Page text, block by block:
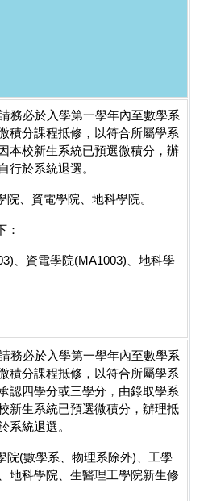
務必於入學第一學年內至數學系
積分課程抵修，以符合所屬學系
本校新生系統已預選微積分，辦
行於系統退選。
院、資電學院、地科學院。
：
、資電學院(MA1003)、地科學
務必於入學第一學年內至數學系
積分課程抵修，以符合所屬學系
認四學分或三學分，由錄取學系
新生系統已預選微積分，辦理抵
系統退選。
院(數學系、物理系除外)、工學
地科學院、生醫理工學院新生修